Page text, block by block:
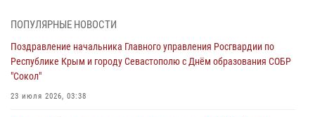
мужчину
Росгвардия в Крыму и Севастополе задержала ряд
правонарушителей
03 августа 2026, 14:08
ПОПУЛЯРНЫЕ НОВОСТИ
Поздравление начальника Главного управления Росгвардии по
Республике Крым и городу Севастополю с Днём образования СОБР
"Сокол"
23 июля 2026, 03:38